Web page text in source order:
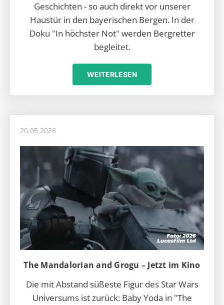
Geschichten - so auch direkt vor unserer
Haustür in den bayerischen Bergen. In der
Doku "In höchster Not" werden Bergretter
begleitet.
WEITERLESEN
20.05.2026
The Mandalorian and Grogu – Jetzt im Kino
Die mit Abstand süßeste Figur des Star Wars
Universums ist zurück: Baby Yoda in "The